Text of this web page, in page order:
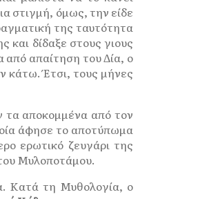
στιγμή, όμως, την είδε
της ταυτότητα
δίδαξε στους γιους
από απαίτηση του Δία, ο
κάτω. Έτσι, τους μήνες
αποκομμένα από τον
άφησε το αποτύπωμα
ερωτικό ζευγάρι της
Μυλοποτάμου.
Κατά τη Μυθολογία, ο